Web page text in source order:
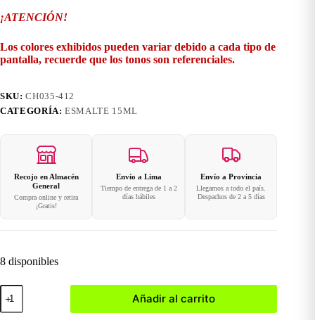
¡ATENCIÓN!
Los colores exhibidos pueden variar debido a cada tipo de
pantalla, recuerde que los tonos son referenciales.
SKU:CH035-412
CATEGORÍA:ESMALTE 15ML
Recojo en Almacén
General
Compra online y retira
¡Gratis!
Envío a Lima
Tiempo de entrega de 1 a 2
días hábiles
Envío a Provincia
Llegamos a todo el país.
Despachos de 2 a 5 días
8 disponibles
412
Esmalte
en
Añadir al carrito